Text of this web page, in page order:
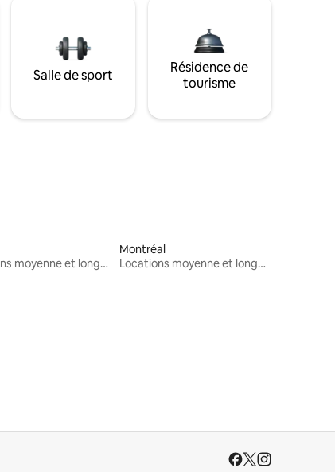
Salle de sport
Résidence de
tourisme
Locations moyenne et longue durée
Montréal
Locations moyenne et longue durée